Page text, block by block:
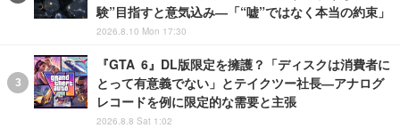
験”目指すと意気込み―「“嘘”ではなく本当の約束」
2026.8.10 Mon 17:30
『GTA 6』DL版限定を擁護？「ディスクは消費者に
とって有意義でない」とテイクツー社長―アナログ
レコードを例に限定的な需要と主張
2026.8.8 Sat 1:02